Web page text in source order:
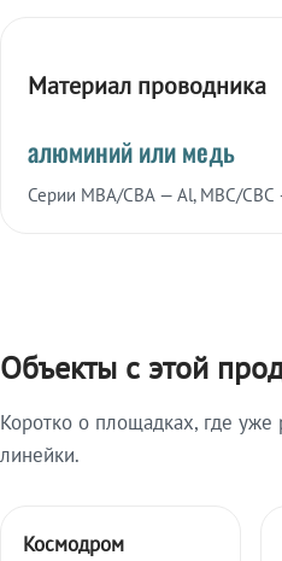
Материал проводника
алюминий или медь
Серии МВА/СВА — Al, МВС/СВС
Объекты с этой
Коротко о площадках, где уже
линейки.
Космодром